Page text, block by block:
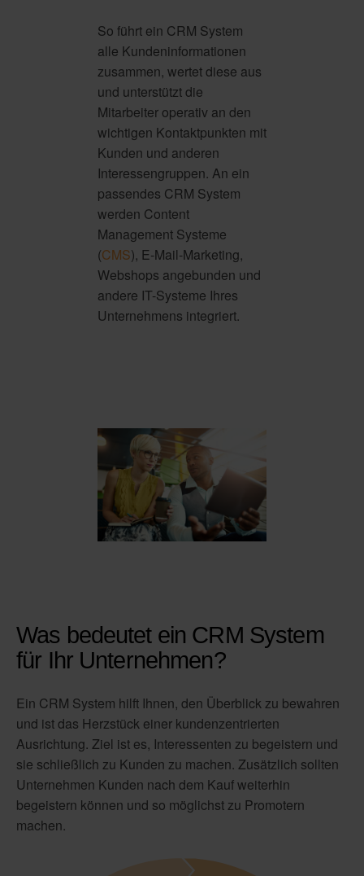
So führt ein CRM System
alle Kundeninformationen
zusammen, wertet diese aus
und unterstützt die
Mitarbeiter operativ an den
wichtigen Kontaktpunkten mit
Kunden und anderen
Interessengruppen. An ein
passendes CRM System
werden Content
Management Systeme
(CMS), E-Mail-Marketing,
Webshops angebunden und
andere IT-Systeme Ihres
Unternehmens integriert.
Was bedeutet ein CRM System
für Ihr Unternehmen?
Ein CRM System hilft Ihnen, den Überblick zu bewahren
und ist das Herzstück einer kundenzentrierten
Ausrichtung. Ziel ist es, Interessenten zu begeistern und
sie schließlich zu Kunden zu machen. Zusätzlich sollten
Unternehmen Kunden nach dem Kauf weiterhin
begeistern können und so möglichst zu Promotern
machen.